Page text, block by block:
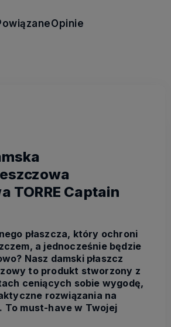
Opinie
TORRE Captain
płaszcza, który ochroni
a jednocześnie będzie
Nasz damski płaszcz
to produkt stworzony z
ceniących sobie wygodę,
rozwiązania na
To must-have w Twojej